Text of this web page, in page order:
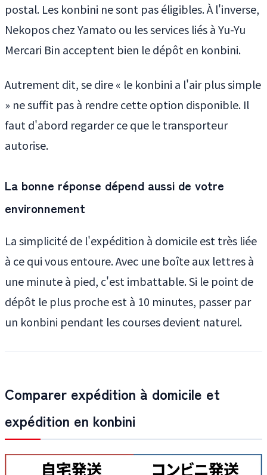
postal. Les konbini ne sont pas éligibles. À l'inverse,
Nekopos chez Yamato ou les services liés à Yu-Yu
Mercari Bin acceptent bien le dépôt en konbini.
Autrement dit, se dire « le konbini a l'air plus simple
» ne suffit pas à rendre cette option disponible. Il
faut d'abord regarder ce que le transporteur
autorise.
La bonne réponse dépend aussi de votre
environnement
La simplicité de l'expédition à domicile est très liée
à ce qui vous entoure. Avec une boîte aux lettres à
une minute à pied, c'est imbattable. Si le point de
dépôt le plus proche est à 10 minutes, passer par
un konbini pendant les courses devient naturel.
Comparer expédition à domicile et
expédition en konbini